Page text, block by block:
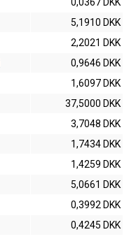
5,1910 DKK
2,2021 DKK
0,9646 DKK
1,6097 DKK
37,5000 DKK
3,7048 DKK
1,7434 DKK
1,4259 DKK
5,0661 DKK
0,3992 DKK
0,4245 DKK